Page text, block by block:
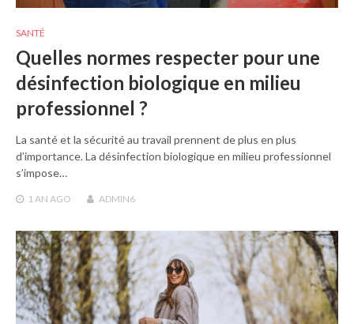
SANTÉ
Quelles normes respecter pour une
désinfection biologique en milieu
professionnel ?
La santé et la sécurité au travail prennent de plus en plus
d’importance. La désinfection biologique en milieu professionnel
s’impose…
1 AN AGO ADMIN6